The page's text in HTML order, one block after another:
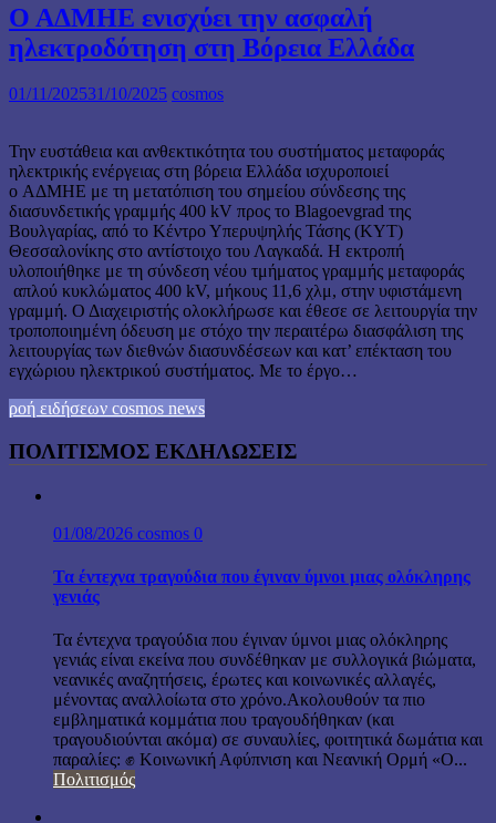
Ο ΑΔΜΗΕ ενισχύει την ασφαλή
ηλεκτροδότηση στη Βόρεια Ελλάδα
01/11/202531/10/2025 cosmos
Την ευστάθεια και ανθεκτικότητα του συστήματος μεταφοράς
ηλεκτρικής ενέργειας στη βόρεια Ελλάδα ισχυροποιεί
ο ΑΔΜΗΕ με τη μετατόπιση του σημείου σύνδεσης της
διασυνδετικής γραμμής 400 kV προς το Blagoevgrad της
Βουλγαρίας, από το Κέντρο Υπερυψηλής Τάσης (ΚΥΤ)
Θεσσαλονίκης στο αντίστοιχο του Λαγκαδά. Η εκτροπή
υλοποιήθηκε με τη σύνδεση νέου τμήματος γραμμής μεταφοράς
απλού κυκλώματος 400 kV, μήκους 11,6 χλμ, στην υφιστάμενη
γραμμή. Ο Διαχειριστής ολοκλήρωσε και έθεσε σε λειτουργία την
τροποποιημένη όδευση με στόχο την περαιτέρω διασφάλιση της
λειτουργίας των διεθνών διασυνδέσεων και κατ’ επέκταση του
εγχώριου ηλεκτρικού συστήματος. Με το έργο…
ροή ειδήσεων cosmos news
ΠΟΛΙΤΙΣΜΟΣ ΕΚΔΗΛΩΣΕΙΣ
01/08/2026 cosmos 0
Τα έντεχνα τραγούδια που έγιναν ύμνοι μιας ολόκληρης
γενιάς
Τα έντεχνα τραγούδια που έγιναν ύμνοι μιας ολόκληρης
γενιάς είναι εκείνα που συνδέθηκαν με συλλογικά βιώματα,
νεανικές αναζητήσεις, έρωτες και κοινωνικές αλλαγές,
μένοντας αναλλοίωτα στο χρόνο.Ακολουθούν τα πιο
εμβληματικά κομμάτια που τραγουδήθηκαν (και
τραγουδιούνται ακόμα) σε συναυλίες, φοιτητικά δωμάτια και
παραλίες: ✊ Κοινωνική Αφύπνιση και Νεανική Ορμή «Ο...
Πολιτισμός